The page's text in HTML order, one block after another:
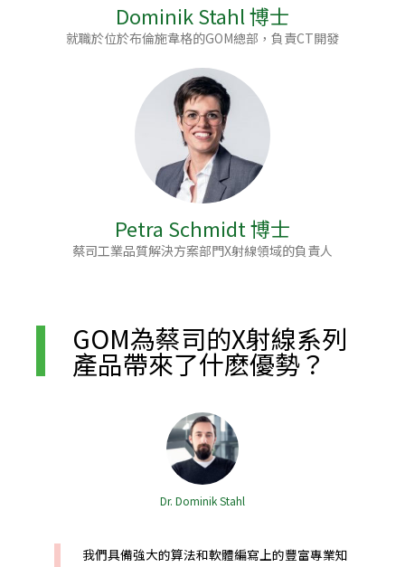
Dominik Stahl 博士
就職於位於布倫施韋格的GOM總部，負責CT開發
Petra Schmidt 博士
蔡司工業品質解決方案部門X射線領域的負責人
GOM為蔡司的X射線系列
產品帶來了什麽優勢？
Dr. Dominik Stahl
我們具備強大的算法和軟體編寫上的豐富專業知